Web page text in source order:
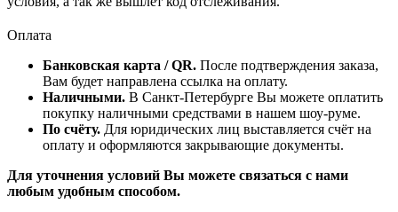
Оплата
Банковская карта / QR. После подтверждения заказа,
Вам будет направлена ссылка на оплату.
Наличными. В Санкт-Петербурге Вы можете оплатить
покупку наличными средствами в нашем шоу-руме.
По счёту. Для юридических лиц выставляется счёт на
оплату и оформляются закрывающие документы.
Для уточнения условий Вы можете связаться с нами
любым удобным способом.